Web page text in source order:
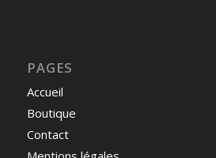
PAGES
Accueil
Boutique
Contact